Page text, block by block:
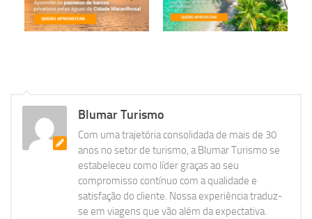
Blumar Turismo
Com uma trajetória consolidada de mais de 30
anos no setor de turismo, a Blumar Turismo se
estabeleceu como líder graças ao seu
compromisso contínuo com a qualidade e
satisfação do cliente. Nossa experiência traduz-
se em viagens que vão além da expectativa.